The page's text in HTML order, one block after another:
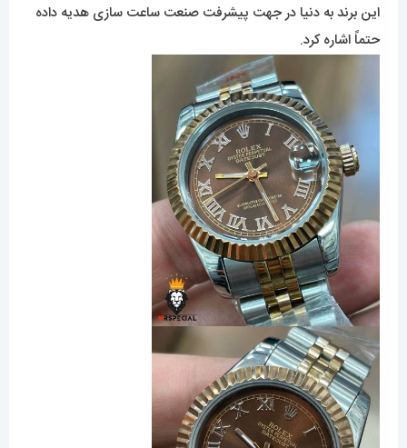
این برند به دنیا در جهت پیشرفت صنعت ساعت سازی هدیه داده
حتماً اشاره کرد.